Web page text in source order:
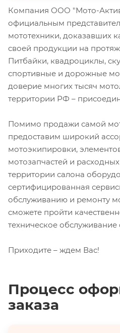
Компания ООО "Мото-
официальным
мототехники, доказавших
своей продукции на
Питбайки, квадроциклы,
спортивные и дорожные
доверие многих тысяч
территории РФ –
Помимо продажи самой
предоставим широкий
мотоэкипировки,
мотозапчастей и
территории салона
сертифицированная
обслуживанию и ремонту
сможете пройти
техническое обслуживание
Приходите – ждем Вас!
Процесс
заказа